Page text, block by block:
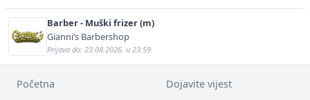
Barber - Muški frizer (m)
Gianni’s Barbershop
Prijava do: 23.08.2026. u 23:59
Početna Dojavite vijest